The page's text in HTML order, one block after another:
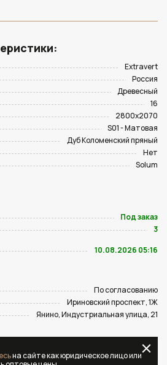
Extravert
Россия
Древесный
16
2800х2070
S01 - Матовая
Дуб Коломенский пряный
Нет
Solum
Под заказ
3
10.08.2026 05:16
По согласованию
Ириновский проспект, 1Ж
Янино, Индустриальная улица, 21
на сайте как юридическое лицо или